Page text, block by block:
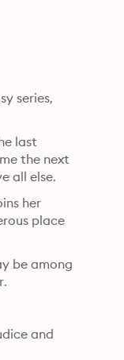
series,
last
the next
all else.
her
place
be among
and